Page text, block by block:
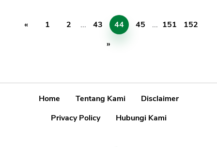
« 1 2 ... 43 44 45 ... 151
152
»
Home Tentang Kami
Disclaimer
Privacy Policy
Hubungi Kami